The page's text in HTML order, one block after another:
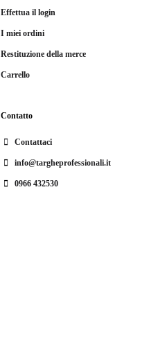
Effettua il login
I miei ordini
Restituzione della merce
Carrello
Contatto
Contattaci
info@targheprofessionali.it
0966 432530